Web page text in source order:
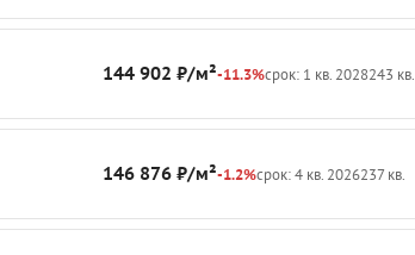
144 902 ₽/м²-11.3%срок: 1 кв. 2028243 кв.
146 876 ₽/м²-1.2%срок: 4 кв. 2026237 кв.